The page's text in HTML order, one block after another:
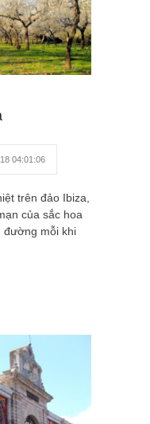
04:01:06
trên đảo Ibiza,
của sắc hoa
đường mỗi khi